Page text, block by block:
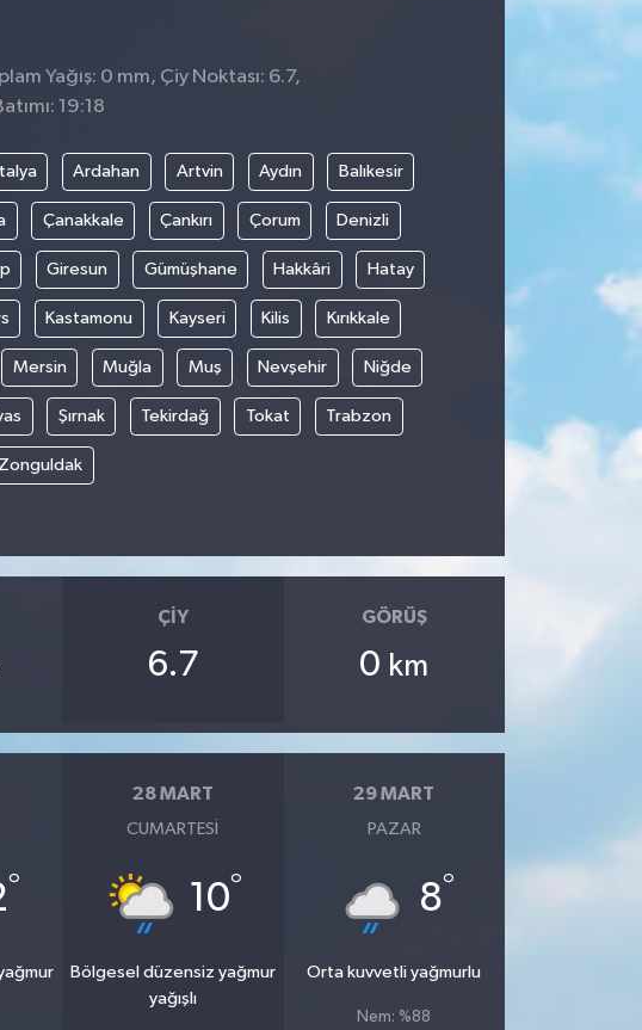
Yağış: 0 mm, Çiy Noktası: 6.7,
19:18
Ardahan Artvin Aydın Balıkesir
Çanakkale Çankırı Çorum Denizli
Giresun Gümüşhane Hakkâri Hatay
Kastamonu Kayseri Kilis Kırıkkale
Mersin Muğla Muş Nevşehir Niğde
Şırnak Tekirdağ Tokat Trabzon
Zonguldak
ÇIY
6.7
GÖRÜŞ
0 km
°
28 MART
CUMARTESI
10°
Bölgesel düzensiz yağmur
yağışlı
29 MART
PAZAR
8°
Orta kuvvetli yağmurlu
Nem: %88